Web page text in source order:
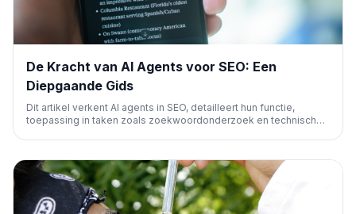
De Kracht van AI Agents voor SEO: Een
Diepgaande Gids
Dit artikel verkent AI agents in SEO, detailleert hun functie,
toepassing in taken zoals zoekwoordonderzoek en technische
en optimaliseren.